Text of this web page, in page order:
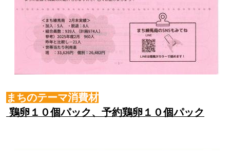
まちのテーマ消費材
鶏卵１０個パック、予約鶏卵１０個パック